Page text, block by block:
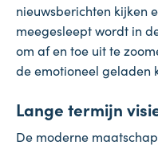
nieuwsberichten kijken
meegesleept wordt in
om af en toe uit te
de emotioneel geladen
Lange termijn
De moderne